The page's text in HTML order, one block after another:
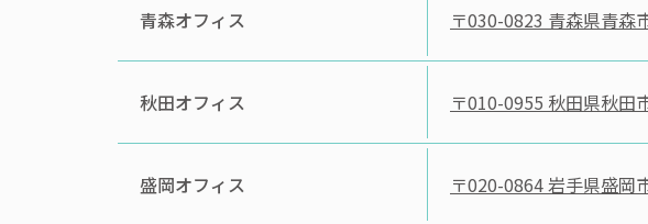
青森オフィス 〒030-0823 青森県青森
秋田オフィス 〒010-0955 秋田県秋田
盛岡オフィス 〒020-0864岩手県盛岡